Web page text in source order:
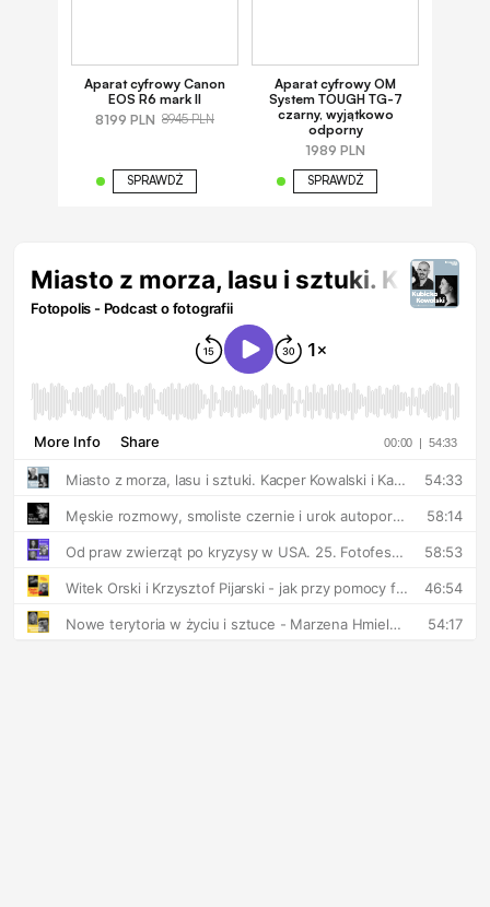
Aparat cyfrowy Canon
EOS R6 mark II
8199 PLN 8945 PLN
SPRAWDŹ
Aparat cyfrowy OM
System TOUGH TG-7
czarny, wyjątkowo
odporny
1989 PLN
SPRAWDŹ